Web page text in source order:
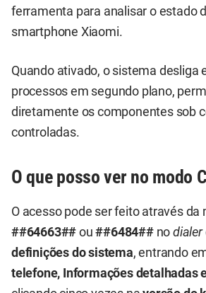
ferramenta para analisar o estado
smartphone Xiaomi.
Quando ativado, o sistema desliga
processos em segundo plano,
diretamente os componentes sob
controladas.
O que posso ver no modo
O acesso pode ser feito através da
##64663## ou##6484## nodialer
definições do sistema, entrando
telefone, Informações detalhadas